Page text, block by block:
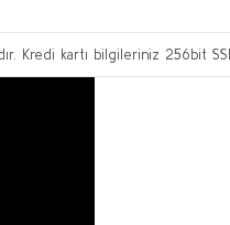
Kredi kartı bilgileriniz 256bit